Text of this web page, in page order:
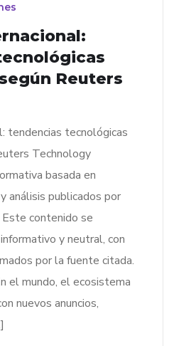
Reuters
tendencias tecnológicas
Technology
basada en
análisis publicados por
contenido se
y neutral, con
por la fuente citada.
el mundo, el ecosistema
nuevos anuncios,